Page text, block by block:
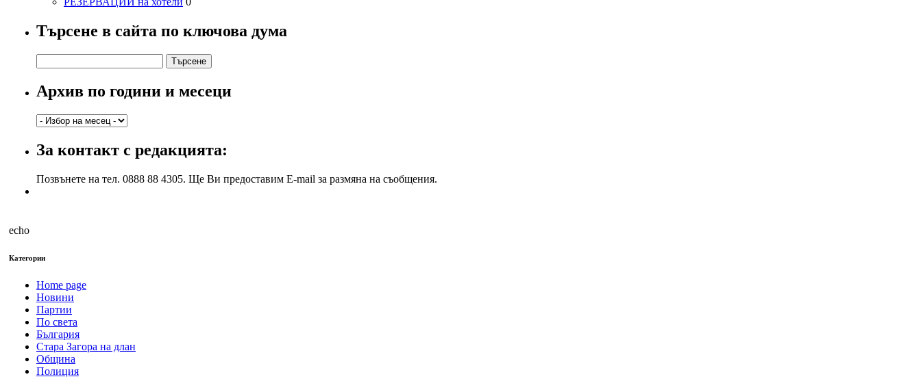
Търсене в сайта по ключова дума
за:
Архив по години и месеци
Архив
години
и
За контакт с редакцията:
Позвънете на тел. 0888 88 4305. Ще Ви предоставим E-mail за размяна на съобщения.
echo
Категории
Home page
Новини
Партии
По света
България
Стара Загора на длан
Община
Полиция